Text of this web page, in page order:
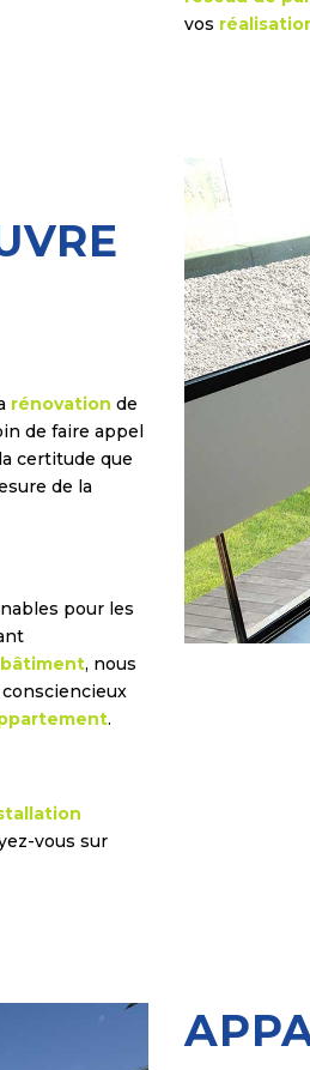
vos
rénovation de
de faire appel
certitude que
de la
pour les
, nous
.
vous sur